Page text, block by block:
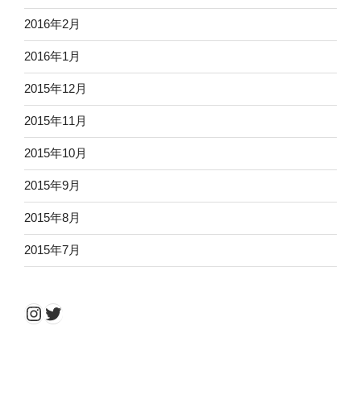
2016年2月
2016年1月
2015年12月
2015年11月
2015年10月
2015年9月
2015年8月
2015年7月
Instagram
Twitter